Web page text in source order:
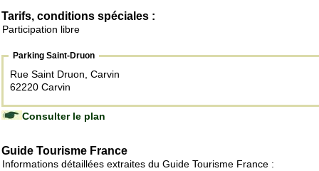
Tarifs, conditions spéciales :
Participation libre
Parking Saint-Druon
Rue Saint Druon, Carvin
62220 Carvin
Consulter le plan
Guide Tourisme France
Informations détaillées extraites du Guide Tourisme France :